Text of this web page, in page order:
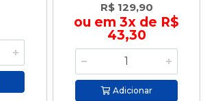
R$ 129,90
ou em 3x de R$
43,30
Adicionar